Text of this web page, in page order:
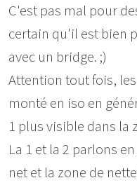
C'est pas mal pour
certain qu'il est bien
avec un bridge. ;)
Attention tout fois,
monté en iso en
1 plus visible dans la
La 1 et la 2 parlons
net et la zone de